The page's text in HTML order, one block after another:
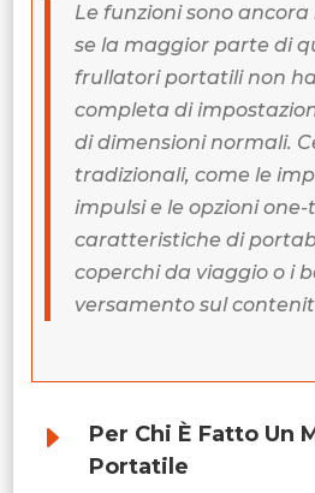
Le funzioni sono
se la maggior parte di
frullatori portatili non
completa di
di dimensioni normali.
tradizionali, come le
impulsi e le opzioni one-
caratteristiche di
coperchi da viaggio o i
versamento sul
E
Per Chi È Fatto Un
Portatile